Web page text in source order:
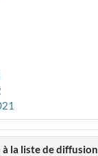
la liste de diffusion